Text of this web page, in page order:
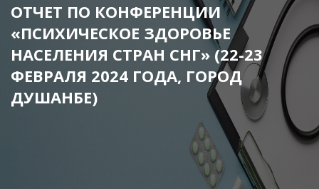
ОТЧЕТ ПО КОНФЕРЕНЦИИ
«ПСИХИЧЕСКОЕ ЗДОРОВЬЕ
НАСЕЛЕНИЯ СТРАН СНГ» (22-23
ФЕВРАЛЯ 2024 ГОДА, ГОРОД
ДУШАНБЕ)